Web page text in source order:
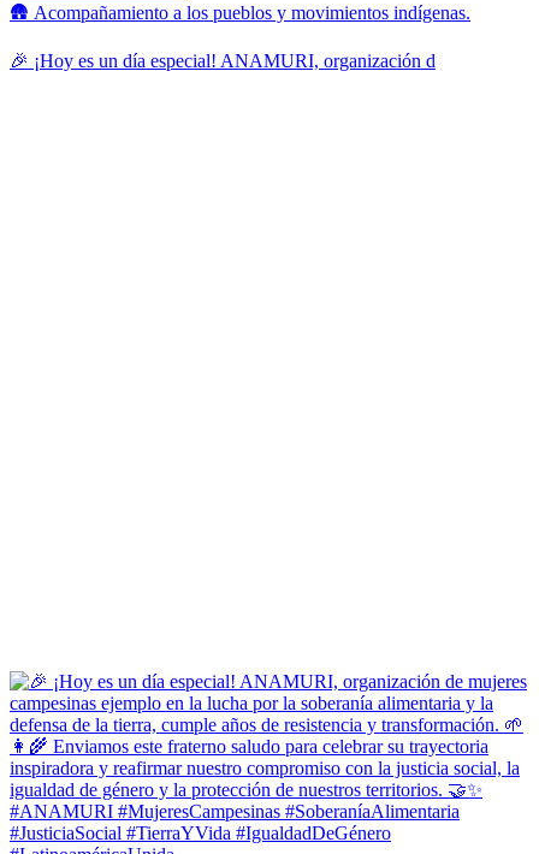
🛖 Acompañamiento a los pueblos y movimientos indígenas.
🎉 ¡Hoy es un día especial! ANAMURI, organización d